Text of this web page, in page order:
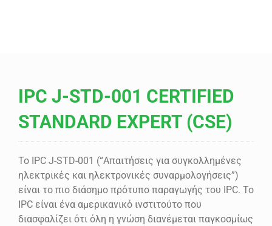
IPC J-STD-001 CERTIFIED
STANDARD EXPERT (CSE)
Το IPC J-STD-001 (“Απαιτήσεις για συγκολλημένες
ηλεκτρικές και ηλεκτρονικές συναρμολογήσεις”)
είναι το πιο διάσημο πρότυπο παραγωγής του IPC. Το
IPC είναι ένα αμερικανικό ινστιτούτο που
διασφαλίζει ότι όλη η γνώση διανέμεται παγκοσμίως